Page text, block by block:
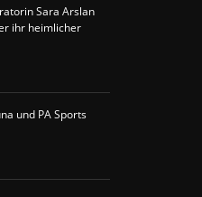
Sara Arslan
ihr heimlicher
und PA Sports